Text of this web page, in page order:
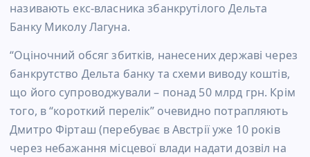
називають екс-власника збанкрутілого Дельта
Банку Миколу Лагуна.
“Оціночний обсяг збитків, нанесених державі через
банкрутство Дельта банку та схеми виводу коштів,
що його супроводжували – понад 50 млрд грн. Крім
того, в “короткий перелік” очевидно потрапляють
Дмитро Фірташ (перебуває в Австрії уже 10 років
через небажання місцевої влади надати дозвіл на